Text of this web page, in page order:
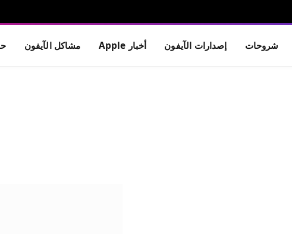
شروحات إصدارات الآيفون أخبار Apple مشاكل الآيفون